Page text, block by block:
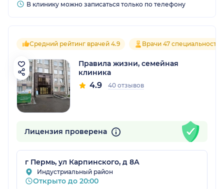
В клинику можно записаться только по телефону
Средний рейтинг врачей 4.9 Врачи 47 специальностей
Правила жизни, семейная
клиника
4.9 40 отзывов
Лицензия проверена
г Пермь, ул Карпинского, д 8А
Индустриальный район
Открыто до 20:00